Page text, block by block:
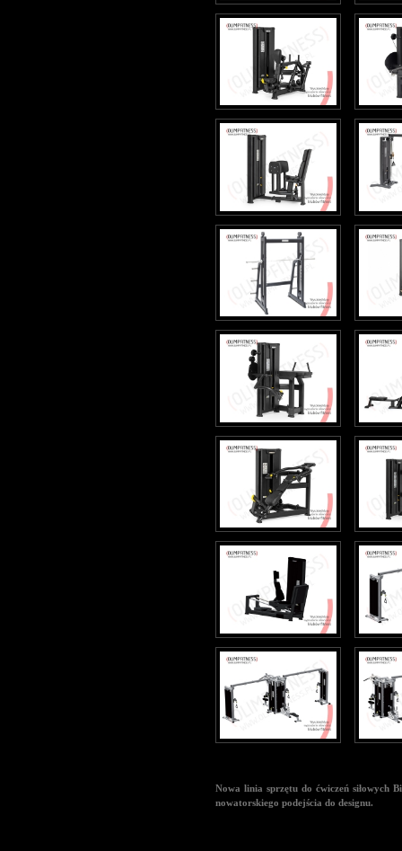
Nowa linia sprzętu do ćwiczeń siłowych
nowatorskiego podejścia do designu.